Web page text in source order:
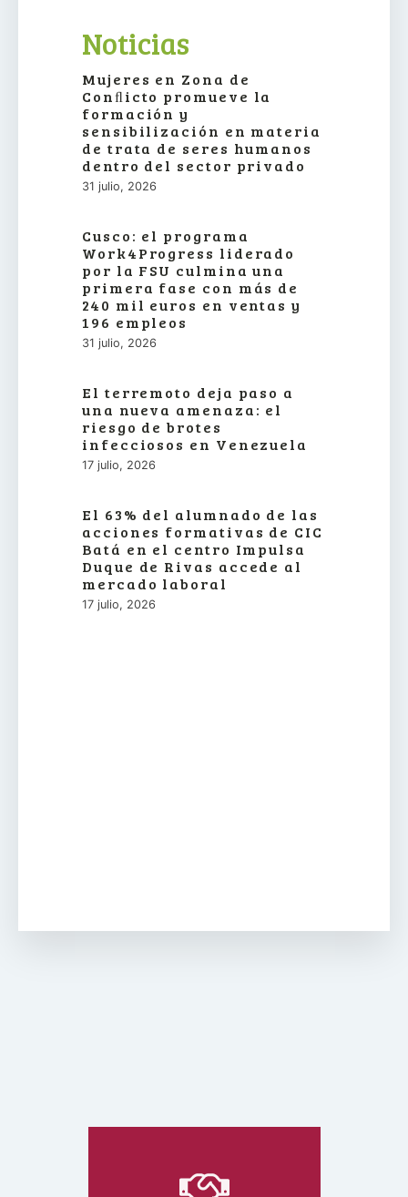
Noticias
Mujeres en Zona de
Conﬂicto promueve la
formación y
sensibilización en materia
de trata de seres humanos
dentro del sector privado
31 julio, 2026
Cusco: el programa
Work4Progress liderado
por la FSU culmina una
primera fase con más de
240 mil euros en ventas y
196 empleos
31 julio, 2026
El terremoto deja paso a
una nueva amenaza: el
riesgo de brotes
infecciosos en Venezuela
17 julio, 2026
El 63% del alumnado de las
acciones formativas de CIC
Batá en el centro Impulsa
Duque de Rivas accede al
mercado laboral
17 julio, 2026